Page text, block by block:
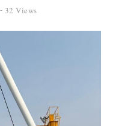
32 Views